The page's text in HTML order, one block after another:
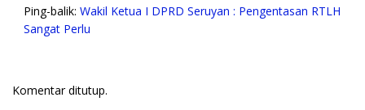
Ping-balik: Wakil Ketua I DPRD Seruyan : Pengentasan RTLH
Sangat Perlu
Komentar ditutup.